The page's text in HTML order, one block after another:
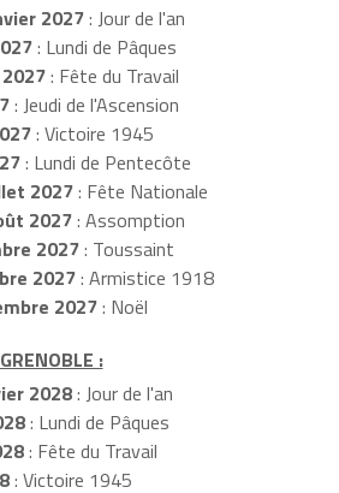
2027: Jour de l'an
: Lundi de Pâques
: Fête du Travail
: Jeudi de l'Ascension
: Victoire 1945
: Lundi de Pentecôte
2027: Fête Nationale
2027: Assomption
2027: Toussaint
2027: Armistice 1918
2027: Noël
:
2028: Jour de l'an
: Lundi de Pâques
: Fête du Travail
: Victoire 1945